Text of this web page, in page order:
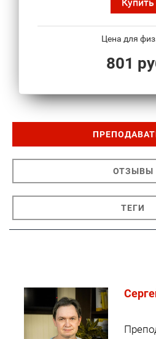
Цена для
801
ОТЗЫВЫ
ТЕГИ